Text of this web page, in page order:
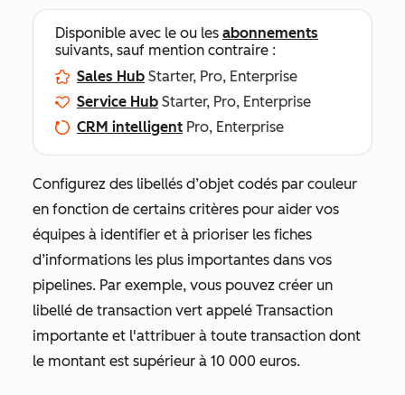
Disponible avec le ou les abonnements
suivants, sauf mention contraire :
Sales Hub Starter, Pro, Enterprise
Service Hub Starter, Pro, Enterprise
CRM intelligent Pro, Enterprise
Configurez des libellés d’objet codés par couleur
en fonction de certains critères pour aider vos
équipes à identifier et à prioriser les fiches
d’informations les plus importantes dans vos
pipelines. Par exemple, vous pouvez créer un
libellé de transaction vert appelé Transaction
importante et l'attribuer à toute transaction dont
le montant est supérieur à 10 000 euros.